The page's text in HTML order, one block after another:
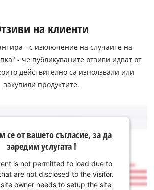
на клиенти
- с изключение на случаите на
- че публикуваните отзиви идват от
действително са използвали или
закупили продуктите.
се от вашето съгласие, за да
заредим услугата !
is not permitted to load due to
are not disclosed to the visitor.
owner needs to setup the site